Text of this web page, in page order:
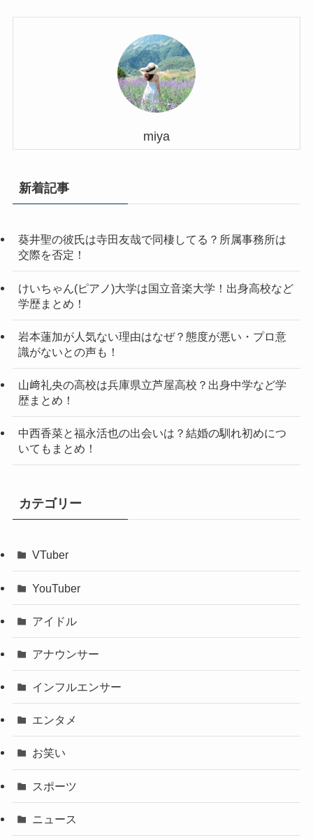
miya
新着記事
葵井聖の彼氏は寺田友哉で同棲してる？所属事務所は
交際を否定！
けいちゃん(ピアノ)大学は国立音楽大学！出身高校など
学歴まとめ！
岩本蓮加が人気ない理由はなぜ？態度が悪い・プロ意
識がないとの声も！
山﨑礼央の高校は兵庫県立芦屋高校？出身中学など学
歴まとめ！
中西香菜と福永活也の出会いは？結婚の馴れ初めにつ
いてもまとめ！
カテゴリー
VTuber
YouTuber
アイドル
アナウンサー
インフルエンサー
エンタメ
お笑い
スポーツ
ニュース